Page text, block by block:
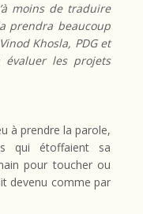
moins de traduire
prendra beaucoup
Khosla, PDG et
les projets
à prendre la parole,
qui étoffaient sa
pour toucher ou
devenu comme par